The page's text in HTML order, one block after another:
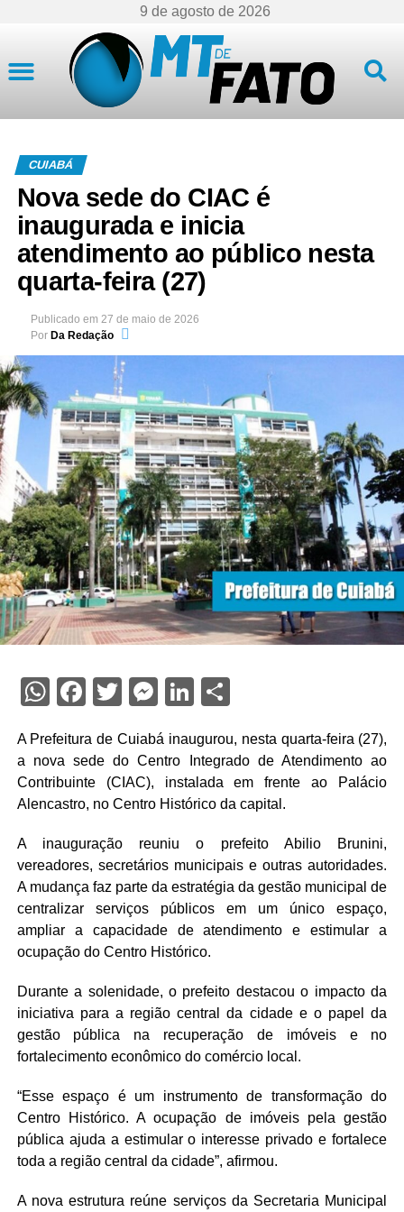
9 de agosto de 2026
CUIABÁ
Nova sede do CIAC é
inaugurada e inicia
atendimento ao público nesta
quarta-feira (27)
Publicado em 27 de maio de 2026
Por Da Redação
WhatsApp
Facebook
Twitter
Messenger
LinkedIn
Share
A Prefeitura de Cuiabá inaugurou, nesta quarta-feira (27),
a nova sede do Centro Integrado de Atendimento ao
Contribuinte (CIAC), instalada em frente ao Palácio
Alencastro, no Centro Histórico da capital.
A inauguração reuniu o prefeito Abilio Brunini,
vereadores, secretários municipais e outras autoridades.
A mudança faz parte da estratégia da gestão municipal de
centralizar serviços públicos em um único espaço,
ampliar a capacidade de atendimento e estimular a
ocupação do Centro Histórico.
Durante a solenidade, o prefeito destacou o impacto da
iniciativa para a região central da cidade e o papel da
gestão pública na recuperação de imóveis e no
fortalecimento econômico do comércio local.
“Esse espaço é um instrumento de transformação do
Centro Histórico. A ocupação de imóveis pela gestão
pública ajuda a estimular o interesse privado e fortalece
toda a região central da cidade”, afirmou.
A nova estrutura reúne serviços da Secretaria Municipal